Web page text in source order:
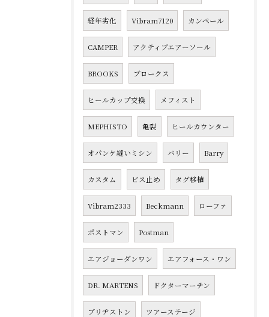
経年劣化 Vibram7120 カンペール
CAMPER アクティブエアーソール
BROOKS ブロークス
ヒールカップ交換 メフィスト
MEPHISTO 亀裂 ヒールカウンター
オパンケ縫いミシン バリー Barry
カスタム ビス止め タグ移植
Vibram2333 Beckmann ローファ
ポストマン Postman
エアジョーダンワン エアフォース・ワン
DR. MARTENS ドクターマーチン
ブリヂストン ツアーステージ